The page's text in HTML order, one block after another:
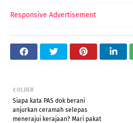
Responsive Advertisement
OLDER
Siapa kata PAS dok berani
anjurkan ceramah selepas
menerajui kerajaan? Mari pakat